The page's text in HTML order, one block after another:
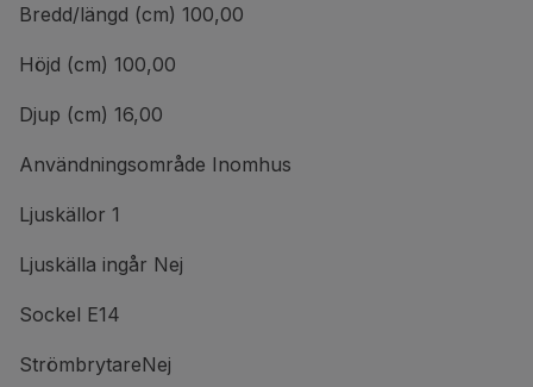
Bredd/längd (cm) 100,00
Höjd (cm) 100,00
Djup (cm) 16,00
Användningsområde Inomhus
Ljuskällor 1
Ljuskälla ingår Nej
Sockel E14
StrömbrytareNej